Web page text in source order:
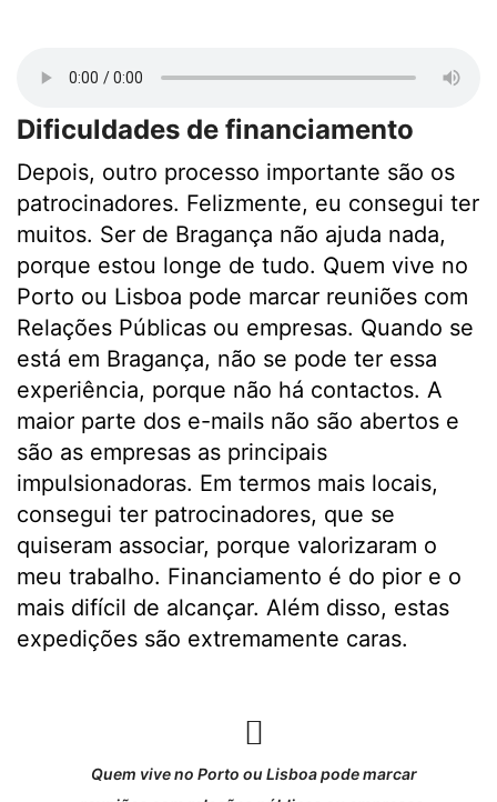
Dificuldades de financiamento
Depois, outro processo importante são os
patrocinadores. Felizmente, eu consegui ter
muitos. Ser de Bragança não ajuda nada,
porque estou longe de tudo. Quem vive no
Porto ou Lisboa pode marcar reuniões com
Relações Públicas ou empresas. Quando se
está em Bragança, não se pode ter essa
experiência, porque não há contactos. A
maior parte dos e-mails não são abertos e
são as empresas as principais
impulsionadoras. Em termos mais locais,
consegui ter patrocinadores, que se
quiseram associar, porque valorizaram o
meu trabalho. Financiamento é do pior e o
mais difícil de alcançar. Além disso, estas
expedições são extremamente caras.
Quem vive no Porto ou Lisboa pode marcar